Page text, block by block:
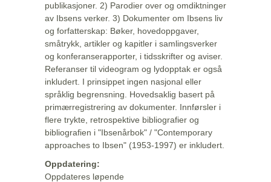
publikasjoner. 2) Parodier over og omdiktninger
av Ibsens verker. 3) Dokumenter om Ibsens liv
og forfatterskap: Bøker, hovedoppgaver,
småtrykk, artikler og kapitler i samlingsverker
og konferanserapporter, i tidsskrifter og aviser.
Referanser til videogram og lydopptak er også
inkludert. I prinsippet ingen nasjonal eller
språklig begrensning. Hovedsaklig basert på
primærregistrering av dokumenter. Innførsler i
flere trykte, retrospektive bibliografier og
bibliografien i "Ibsenårbok" / "Contemporary
approaches to Ibsen" (1953-1997) er inkludert.
Oppdatering:
Oppdateres løpende